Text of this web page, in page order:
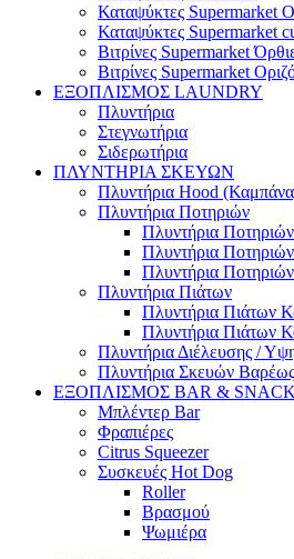
Καταψύκτες Supermarket
Καταψύκτες Supermarket
Βιτρίνες Supermarket
Βιτρίνες Supermarket
ΕΞΟΠΛΙΣΜΟΣ LAUNDRY
Πλυντήρια
Στεγνωτήρια
Σιδερωτήρια
ΠΛΥΝΤΗΡΙΑ ΣΚΕΥΩΝ
Πλυντήρια Hood
Πλυντήρια Ποτηριών
Πλυντήρια
Πλυντήρια
Πλυντήρια
Πλυντήρια Πιάτων
Πλυντήρια Πιάτων
Πλυντήρια Πιάτων
Πλυντήρια Διέλευσης /
Πλυντήρια Σκευών
ΕΞΟΠΛΙΣΜΟΣ BAR & SNACK
Μπλέντερ Bar
Φραπιέρες
Citrus Squeezer
Συσκευές Hot Dog
Roller
Βρασμού
Ψωμιέρα